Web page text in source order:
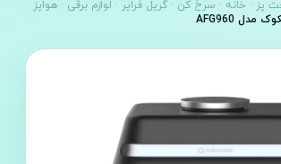
پز · خانه · سرخ کن · گریل فرایر · لوازم برقی · هواپز